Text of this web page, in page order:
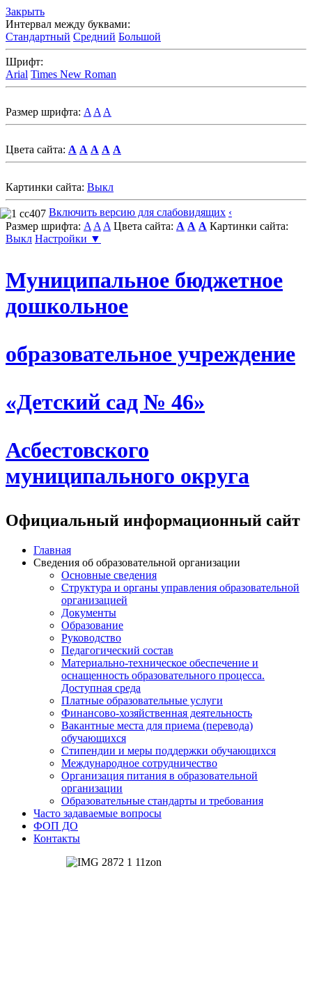
Закрыть
Интервал между буквами:
Стандартный Средний Большой
Шрифт:
Arial Times New Roman
Размер шрифта: A A A
Цвета сайта: A A A A A
Картинки сайта: Выкл
Включить версию для слабовидящих ‹
Размер шрифта: A A A Цвета сайта: A A A Картинки сайта:
Выкл Настройки ▼
Муниципальное бюджетное
дошкольное
образовательное учреждение
«Детский сад № 46»
Асбестовского
муниципального округа
Официальный информационный сайт
Главная
Сведения об образовательной организации
Основные сведения
Структура и органы управления образовательной
организацией
Документы
Образование
Руководство
Педагогический состав
Материально-техническое обеспечение и
оснащенность образовательного процесса.
Доступная среда
Платные образовательные услуги
Финансово-хозяйственная деятельность
Вакантные места для приема (перевода)
обучающихся
Стипендии и меры поддержки обучающихся
Международное сотрудничество
Организация питания в образовательной
организации
Образовательные стандарты и требования
Часто задаваемые вопросы
ФОП ДО
Контакты